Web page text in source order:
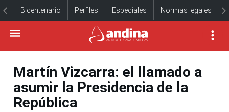
Bicentenario Perfiles Especiales Normas legales
Martín Vizcarra: el llamado a
asumir la Presidencia de la
República